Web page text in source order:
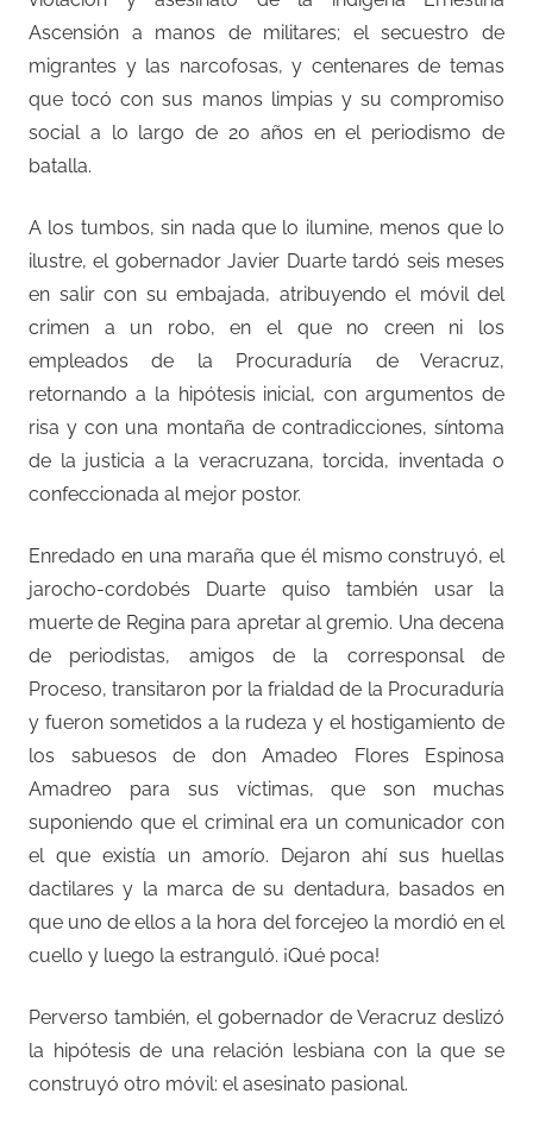
Ascensión a manos de militares; el secuestro de
migrantes y las narcofosas, y centenares de temas
que tocó con sus manos limpias y su compromiso
social a lo largo de 20 años en el periodismo de
batalla.
A los tumbos, sin nada que lo ilumine, menos que lo
ilustre, el gobernador Javier Duarte tardó seis meses
en salir con su embajada, atribuyendo el móvil del
crimen a un robo, en el que no creen ni los
empleados de la Procuraduría de Veracruz,
retornando a la hipótesis inicial, con argumentos de
risa y con una montaña de contradicciones, síntoma
de la justicia a la veracruzana, torcida, inventada o
confeccionada al mejor postor.
Enredado en una maraña que él mismo construyó, el
jarocho-cordobés Duarte quiso también usar la
muerte de Regina para apretar al gremio. Una decena
de periodistas, amigos de la corresponsal de
Proceso, transitaron por la frialdad de la Procuraduría
y fueron sometidos a la rudeza y el hostigamiento de
los sabuesos de don Amadeo Flores Espinosa
Amadreo para sus víctimas, que son muchas
suponiendo que el criminal era un comunicador con
el que existía un amorío. Dejaron ahí sus huellas
dactilares y la marca de su dentadura, basados en
que uno de ellos a la hora del forcejeo la mordió en el
cuello y luego la estranguló. ¡Qué poca!
Perverso también, el gobernador de Veracruz deslizó
la hipótesis de una relación lesbiana con la que se
construyó otro móvil: el asesinato pasional.